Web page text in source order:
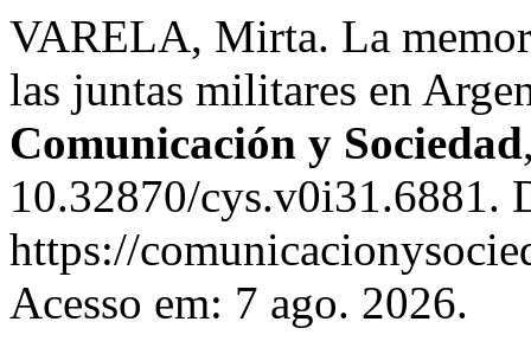
VARELA, Mirta. La
las juntas militares en
Comunicación y Sociedad
10.32870/cys.v0i31.6881.
https://
Acesso em: 7 ago. 2026.